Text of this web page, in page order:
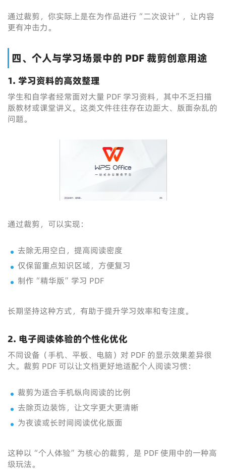
通过裁剪，你实际上是在为作品进行“二次设计”，让内容
更有冲击力。
四、个人与学习场景中的 PDF 裁剪创意用途
1. 学习资料的高效整理
学生和自学者经常面对大量 PDF 学习资料，其中不乏扫描
版教材或课堂讲义。这类文件往往存在边距大、版面杂乱的
问题。
通过裁剪，可以实现：
去除无用空白，提高阅读密度
仅保留重点知识区域，方便复习
制作“精华版”学习 PDF
长期坚持这种方式，有助于提升学习效率和专注度。
2. 电子阅读体验的个性化优化
不同设备（手机、平板、电脑）对 PDF 的显示效果差异很
大。裁剪 PDF 可以让文档更好地适配个人阅读习惯：
裁剪为适合手机纵向阅读的比例
去除页边装饰，让文字更大更清晰
为夜读或长时间阅读优化版面
这种以“个人体验”为核心的裁剪，是 PDF 使用中的一种高
级玩法。